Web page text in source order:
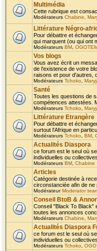
Multimédia
Cette rubrique est
Modérateurs Chabine
Littérature Négro-
Pour débattre et
qui marquent (ou qui ont
Modérateurs BM
Vos blogs
Vous avez écrit un
de l'existence de votre
raisons et pour d'autres,
Modérateurs Tchoko
Santé
Toutes les questions de
compétences attestées.
Modérateurs Tchoko
Littérature Etrangère
Pour débattre et
surtout l'Afrique en
Modérateurs Tchoko BM
Actualités Diaspora
ce forum est le seul où
individuelles ou
Modérateurs BM Chabine
Articles
Catégorie destinée à
circonstanciée afin de ne
ModérateurModerator
Conseil BtoB &
Conseil "Black To Black"
toutes les annonces
Modérateurs Chabine
Actualités Diaspora
ce forum est le seul où
individuelles ou
Modérateurs Tchoko